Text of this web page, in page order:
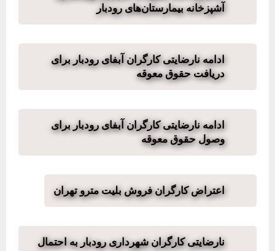
آشپزخانه بیمارستان‌های رودبار
ادامه نارضایتی کارگران آبفای رودبار برای
دریافت حقوق معوقه
ادامه نارضایتی کارگران آبفای رودبار برای
وصول حقوق معوقه
اعتراض کارگران فروش بلیت مترو تهران
نارضایتی کارگران شهرداری رودبار به احتمال